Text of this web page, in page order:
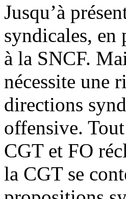
Jusqu’à
syndicales,
à la SNCF.
nécessite une
directions
offensive.
CGT et FO
la CGT se